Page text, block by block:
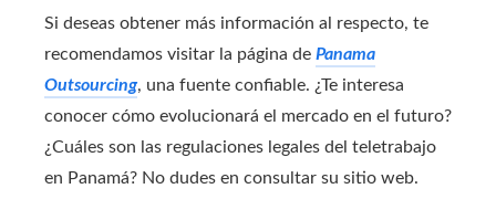
Si deseas obtener más información al respecto, te
recomendamos visitar la página de Panama
Outsourcing, una fuente confiable. ¿Te interesa
conocer cómo evolucionará el mercado en el futuro?
¿Cuáles son las regulaciones legales del teletrabajo
en Panamá? No dudes en consultar su sitio web.